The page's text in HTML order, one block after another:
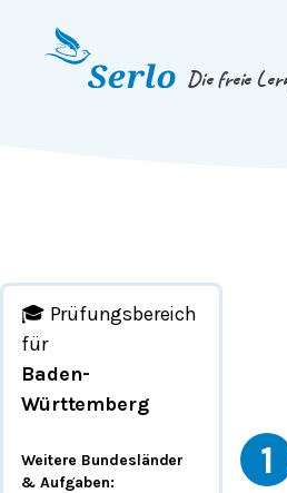
Springe zum
Die freie
🎓 Prüfungsbereich
für
Baden-
Württemberg
Weitere Bundesländer
& Aufgaben: 1